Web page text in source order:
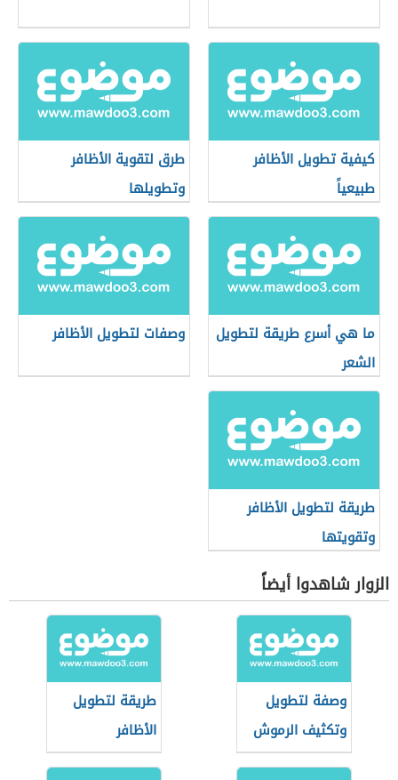
كيفية تطويل الأظافر
طبيعياً
طرق لتقوية الأظافر
وتطويلها
ما هي أسرع طريقة لتطويل
الشعر
وصفات لتطويل الأظافر
طريقة لتطويل الأظافر
وتقويتها
الزوار شاهدوا أيضاً
وصفة لتطويل
وتكثيف الرموش
طريقة لتطويل
الأظافر